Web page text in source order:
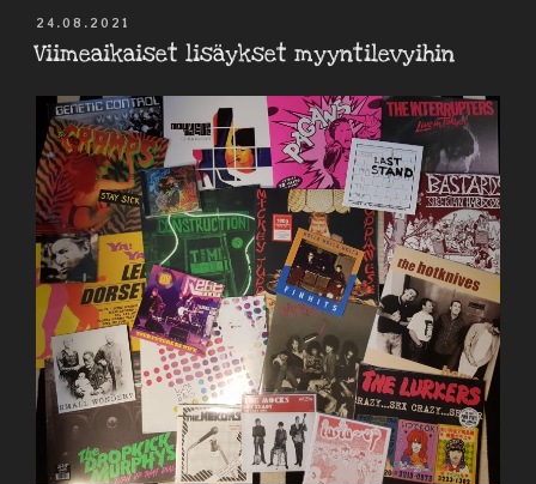
JULKAISTU
24.08.2021
Viimeaikaiset lisäykset myyntilevyihin